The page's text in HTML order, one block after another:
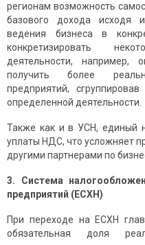
регионам возможность
базового дохода исходя
ведения бизнеса в
конкретизировать
деятельности, например,
получить более
предприятий,
определенной деятельности.
Также как и в УСН, единый
уплаты НДС, что усложняет
другими партнерами по
3. Система
предприятий (ЕСХН)
При переходе на ЕСХН
обязательная доля